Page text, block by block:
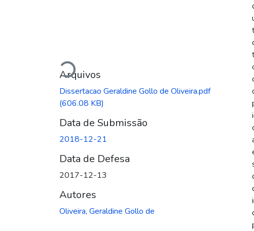
Carregando...
Arquivos
Dissertacao Geraldine Gollo de Oliveira.pdf
(606.08 KB)
Data de Submissão
2018-12-21
Data de Defesa
2017-12-13
Autores
Oliveira, Geraldine Gollo de